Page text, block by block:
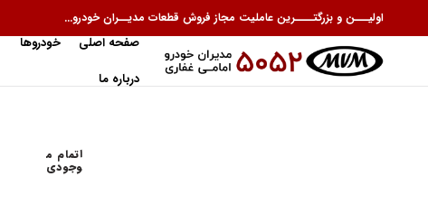
اولیـــن و بزرگتــــرین عاملیت مجاز فروش قطعات مدیــران خودرو...
صفحه اصلی
خودروها
درباره ما
اتمام م
وجودی